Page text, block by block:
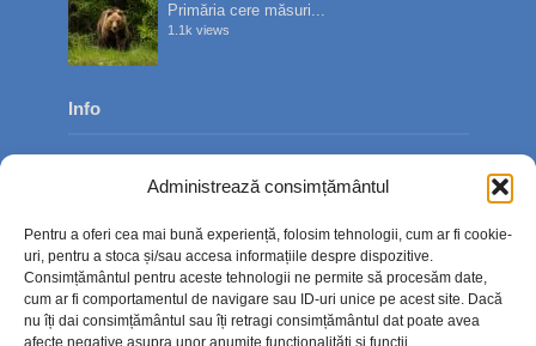
Administrează consimțământul
Pentru a oferi cea mai bună experiență, folosim tehnologii, cum ar fi cookie-
uri, pentru a stoca și/sau accesa informațiile despre dispozitive.
Consimțământul pentru aceste tehnologii ne permite să procesăm date,
cum ar fi comportamentul de navigare sau ID-uri unice pe acest site. Dacă
nu îți dai consimțământul sau îți retragi consimțământul dat poate avea
afecte negative asupra unor anumite funcționalități și funcții.
Primăria cere măsuri...
1.1k views
Info
Contact
Politica de confidențialitate
Politică cookie-uri (UE)